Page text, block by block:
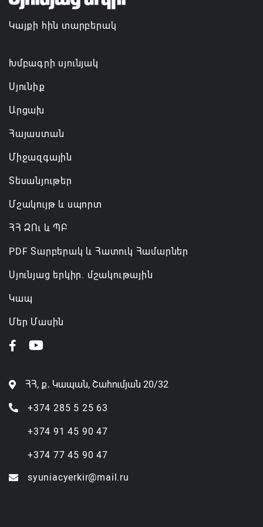
Թուրքիան, Սաուդյան Արաբիան և Պակիստանը
Կայքի հին տարբերակ
Խմբագրի սյունյակ
Սյունիք
Արցախ
Հայաստան
Միջազգային
Տեսանյութեր
Մշակույթ և սպորտ
ՀՀ ԶՈւ և ՊԲ
PDF Տարբերակ և Հատուկ Համարներ
Սյունյաց երկիր. մշակութային
Կապ
Մեր Մասին
ՀՀ, ք․ Կապան, Շահումյան 20/32
+374 285 5 25 63
+374 91 45 90 47
+374 77 45 90 47
syuniacyerkir@mail.ru